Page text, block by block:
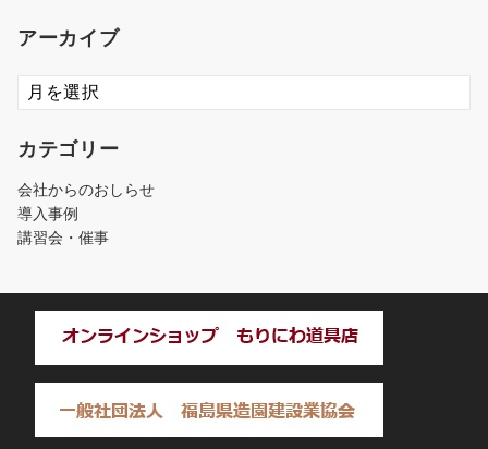
アーカイブ
ア
ー
イ
カテゴリー
会社からのおしらせ
導入事例
講習会・催事